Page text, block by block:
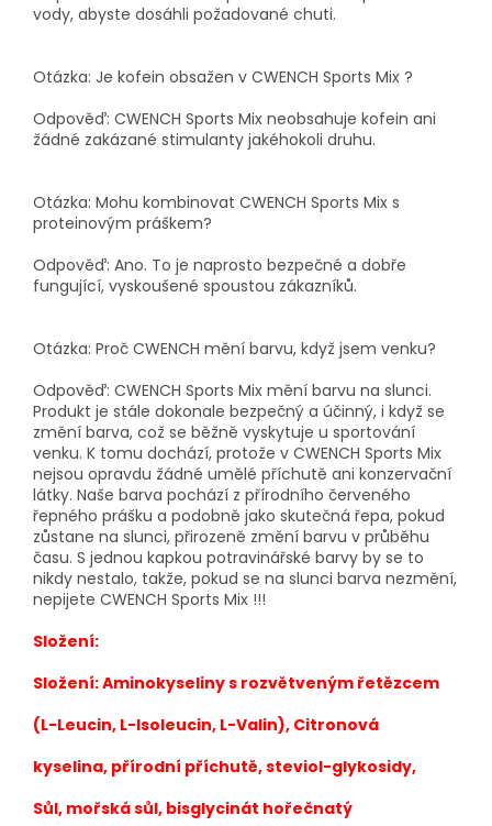
vody, abyste dosáhli požadované chuti.
Otázka: Je kofein obsažen v CWENCH Sports Mix ?
Odpověď: CWENCH Sports Mix neobsahuje kofein ani
žádné zakázané stimulanty jakéhokoli druhu.
Otázka: Mohu kombinovat CWENCH Sports Mix s
proteinovým práškem?
Odpověď: Ano. To je naprosto bezpečné a dobře
fungující, vyskoušené spoustou zákazníků.
Otázka: Proč CWENCH mění barvu, když jsem venku?
Odpověď: CWENCH Sports Mix mění barvu na slunci.
Produkt je stále dokonale bezpečný a účinný, i když se
změní barva, což se běžně vyskytuje u sportování
venku. K tomu dochází, protože v CWENCH Sports Mix
nejsou opravdu žádné umělé příchutě ani konzervační
látky. Naše barva pochází z přírodního červeného
řepného prášku a podobně jako skutečná řepa, pokud
zůstane na slunci, přirozeně změní barvu v průběhu
času. S jednou kapkou potravinářské barvy by se to
nikdy nestalo, takže, pokud se na slunci barva nezmění,
nepijete CWENCH Sports Mix !!!
Složení:
Složení: Aminokyseliny s rozvětveným řetězcem
(L-Leucin, L-Isoleucin, L-Valin), Citronová
kyselina, přírodní příchutě, steviol-glykosidy,
Sůl, mořská sůl, bisglycinát hořečnatý